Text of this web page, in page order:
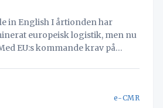
I årtionden har
europeisk logistik, men nu
EU:s kommande krav på
e-CMR